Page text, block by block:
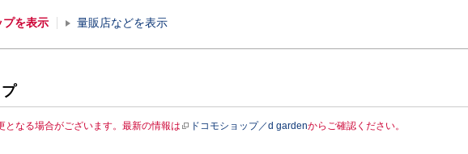
プを表示 量販店などを表示
となる場合がございます。最新の情報は ドコモショップ／d gardenからご確認ください。